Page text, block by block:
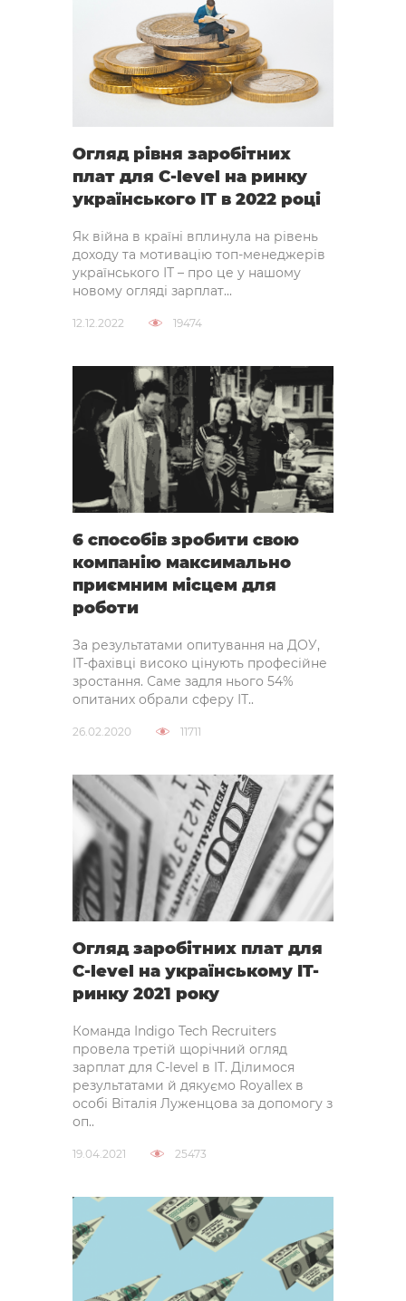
Огляд рівня заробітних
плат для C-level на ринку
українського IT в 2022 році
Як війна в країні вплинула на рівень
доходу та мотивацію топ-менеджерів
українського ІТ – про це у нашому
новому огляді зарплат...
12.12.2022 19474
6 способів зробити свою
компанію максимально
приємним місцем для
роботи
За результатами опитування на ДОУ,
IT-фахівці високо цінують професійне
зростання. Саме задля нього 54% ​​
опитаних обрали сферу ІТ..
26.02.2020 11711
Огляд заробітних плат для
C-level на українському IT-
ринку 2021 року
Команда Indigo Tech Recruiters
провела третій щорічний огляд
зарплат для C-level в IT. Ділимося
результатами й дякуємо Royallex в
особі Віталія Луженцова за допомогу з
оп..
19.04.2021 25473